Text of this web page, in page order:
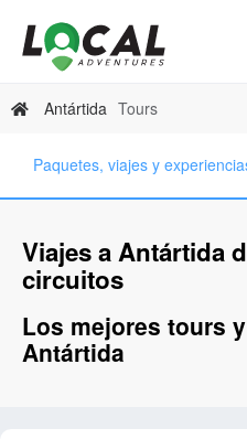
Antártida Tours
Paquetes, viajes y
Viajes a Antártida
circuitos
Los mejores tours
Antártida